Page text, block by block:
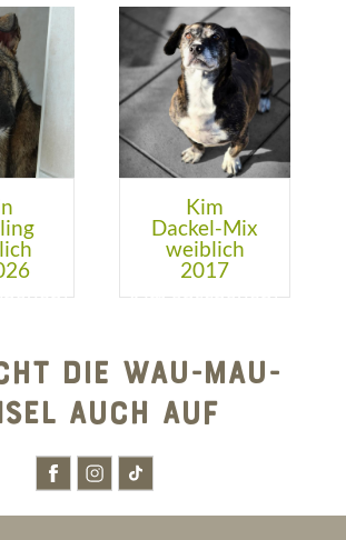
Kim
Dackel-Mix
weiblich
2017
DIE WAU-MAU-
AUCH AUF